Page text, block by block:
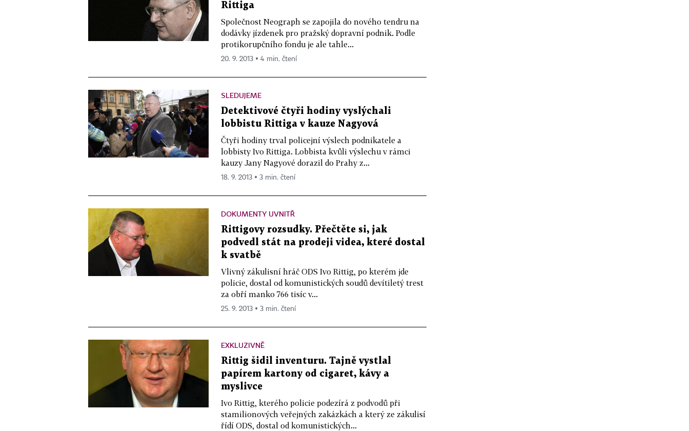
Rittiga
Společnost Neograph se zapojila do nového tendru na
dodávky jízdenek pro pražský dopravní podnik. Podle
protikorupčního fondu je ale tahle...
20. 9. 2013 ▪ 4 min. čtení
SLEDUJEME
Detektivové čtyři hodiny vyslýchali
lobbistu Rittiga v kauze Nagyová
Čtyři hodiny trval policejní výslech podnikatele a
lobbisty Ivo Rittiga. Lobbista kvůli výslechu v rámci
kauzy Jany Nagyové dorazil do Prahy z...
18. 9. 2013 ▪ 3 min. čtení
DOKUMENTY UVNITŘ
Rittigovy rozsudky. Přečtěte si, jak
podvedl stát na prodeji videa, které dostal
k svatbě
Vlivný zákulisní hráč ODS Ivo Rittig, po kterém jde
policie, dostal od komunistických soudů devítiletý trest
za obří manko 766 tisíc v...
25. 9. 2013 ▪ 3 min. čtení
EXKLUZIVNĚ
Rittig šidil inventuru. Tajně vystlal
papírem kartony od cigaret, kávy a
myslivce
Ivo Rittig, kterého policie podezírá z podvodů při
stamilionových veřejných zakázkách a který ze zákulisí
řídí ODS, dostal od komunistických...